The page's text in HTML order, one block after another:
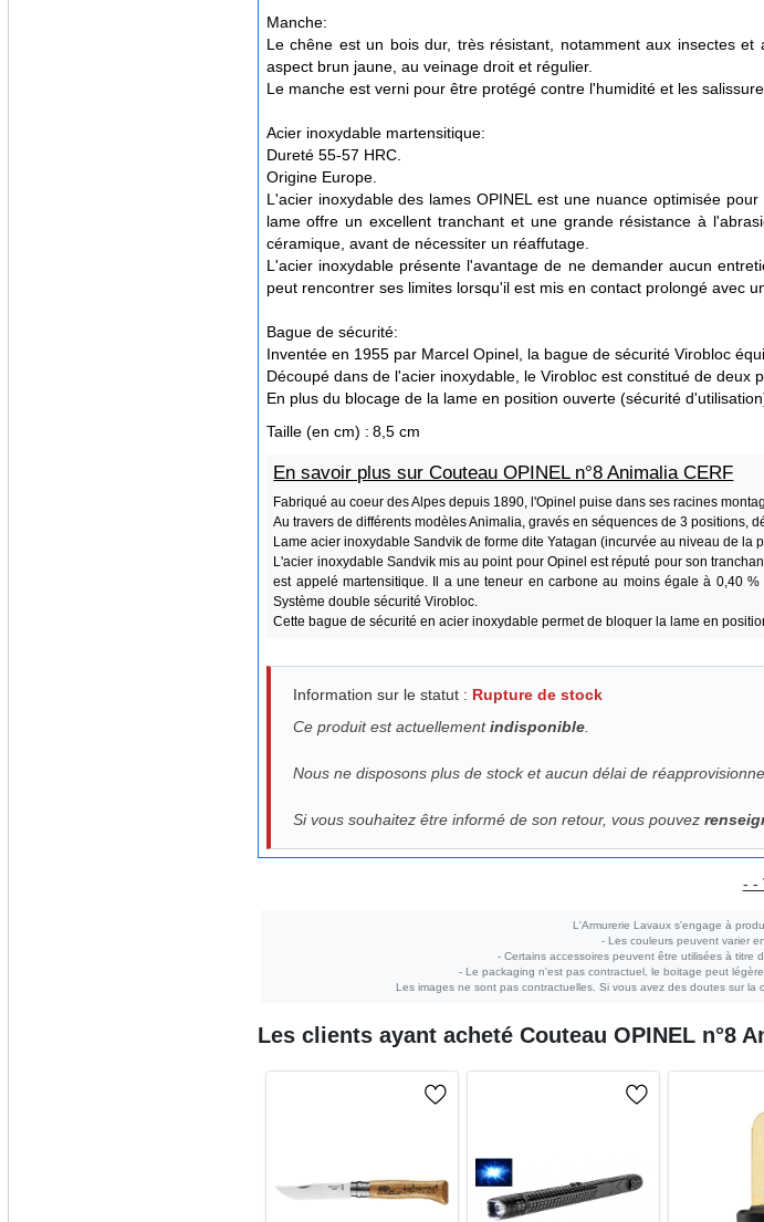
Manche:
Le chêne est un bois dur, très résistant, notamment aux insectes
aspect brun jaune, au veinage droit et régulier.
Le manche est verni pour être protégé contre l'humidité et les
Acier inoxydable martensitique:
Dureté 55-57 HRC.
Origine Europe.
L'acier inoxydable des lames OPINEL est une nuance optimisée
lame offre un excellent tranchant et une grande résistance à
céramique, avant de nécessiter un réaffutage.
L'acier inoxydable présente l'avantage de ne demander aucun
peut rencontrer ses limites lorsqu'il est mis en contact prolongé avec
Bague de sécurité:
Inventée en 1955 par Marcel Opinel, la bague de sécurité Virobloc
Découpé dans de l'acier inoxydable, le Virobloc est constitué de deux
En plus du blocage de la lame en position ouverte (sécurité
Taille (en cm) : 8,5 cm
En savoir plus sur Couteau OPINEL n°8 Animalia CERF
Fabriqué au coeur des Alpes depuis 1890, l'Opinel puise dans ses racines
Au travers de différents modèles Animalia, gravés en séquences de 3 positions,
Lame acier inoxydable Sandvik de forme dite Yatagan (incurvée au niveau de
L'acier inoxydable Sandvik mis au point pour Opinel est réputé pour son
est appelé martensitique. Il a une teneur en carbone au moins égale à 0,40
Système double sécurité Virobloc.
Cette bague de sécurité en acier inoxydable permet de bloquer la lame en
Information sur le statut : Rupture de stock
Ce produit est actuellementindisponible.
Nous ne disposons plus de stock et aucun délai de
Si vous souhaitez être informé de son retour, vous pouvez
- -
L'Armurerie Lavaux s'engage à
- Les couleurs peuvent varier
- Certains accessoires peuvent être utilisées à titre
- Le packaging n'est pas contractuel, le boitage peut
Les images ne sont pas contractuelles. Si vous avez des doutes sur
Les clients ayant acheté Couteau OPINEL n°8